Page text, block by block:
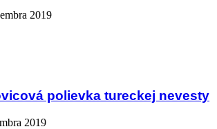
2019
polievka tureckej nevesty
2019